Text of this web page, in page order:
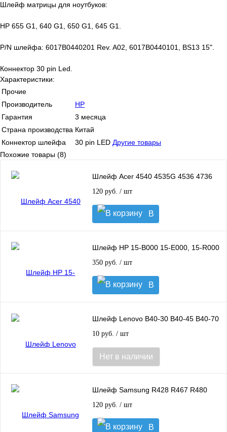
Шлейф матрицы для ноутбуков:
HP 655 G1, 640 G1, 650 G1, 645 G1.
P/N шлейфа: 6017B0440201 Rev. A02, 6017B0440101, BS13 15".
Коннектор 30 pin Led.
Характеристики:
Прочие
Производитель
HP
Гарантия
3 месяца
Страна производства Китай
Коннектор шлейфа
30 pin LED Другие товары
Похожие товары (8)
Шлейф Acer 4540 4535G 4536 4736
120 руб. / шт
В
корзину
Шлейф HP 15-B000 15-E000, 15-R000
350 руб. / шт
В
корзину
Шлейф Lenovo B40-30 B40-45 B40-70
10 руб. / шт
Нет в наличии
Шлейф Samsung R428 R467 R480
120 руб. / шт
В